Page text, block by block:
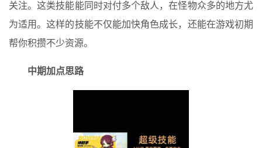
关注。这类技能能同时对付多个敌人，在怪物众多的地方尤
为适用。这样的技能不仅能加快角色成长，还能在游戏初期
帮你积攒不少资源。
中期加点思路